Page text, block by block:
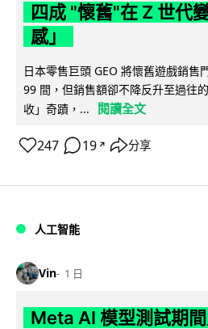
四成 "懷舊"在 Z 世代
感」
日本零售巨頭 GEO 將懷舊遊戲銷售
99 間，但銷售額卻不降反升至過往
收」奇蹟，...
閱讀全文
247 19 ↗ 分享
人工智能
Vin 1 日
Meta AI 模型測試期